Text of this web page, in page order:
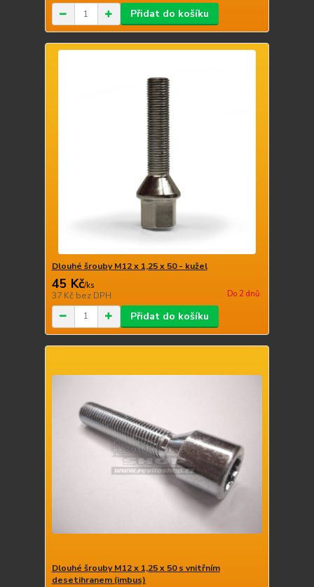
Přidat do košíku
Dlouhé šrouby M12 x 1,25 x 50 - kužel
45 Kč/ks
37 Kč bez DPH Do 2 dnů
Přidat do košíku
Dlouhé šrouby M12 x 1,25 x 50 s vnitřním
desetihranem (imbus)